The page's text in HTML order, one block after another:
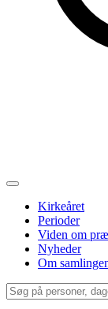
Kirkeåret
Perioder
Viden om
Nyheder
Om